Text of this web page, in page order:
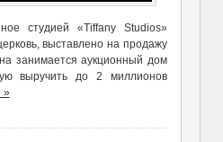
студией «Tiffany Studios»
выставлено на продажу
занимается аукционный дом
выручить до 2 миллионов
»